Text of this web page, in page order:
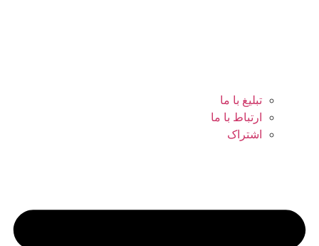
تبلیغ با ما
ارتباط با ما
اشتراک